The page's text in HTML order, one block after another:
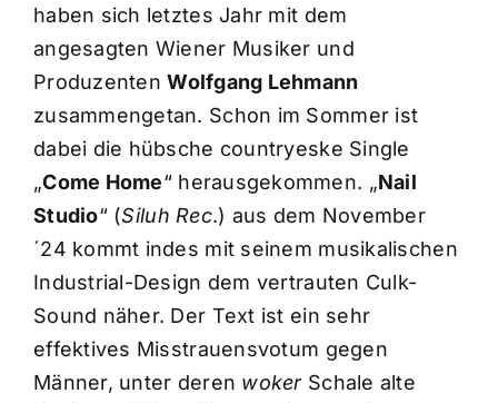
haben sich letztes Jahr mit dem
angesagten Wiener Musiker und
ProduzentenWolfgang Lehmann
zusammengetan. Schon im Sommer ist
dabei die hübsche countryeske Single
„Come Home“ herausgekommen. „Nail
Studio“ (Siluh Rec.) aus dem November
´24 kommt indes mit seinem musikalischen
Industrial-Design dem vertrauten Culk-
Sound näher. Der Text ist ein sehr
effektives Misstrauensvotum gegen
Männer, unter deren wokerSchale alte